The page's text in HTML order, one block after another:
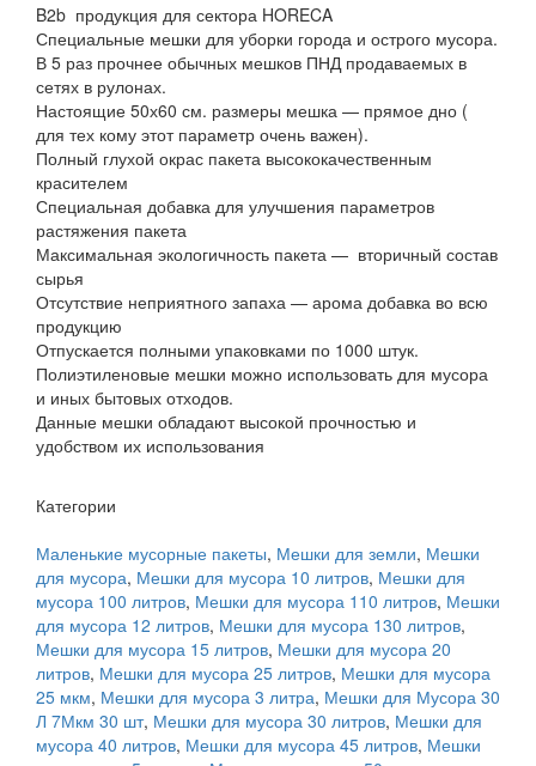
B2b продукция для сектора HORECA
Специальные мешки для уборки города и острого мусора.
В 5 раз прочнее обычных мешков ПНД продаваемых в
сетях в рулонах.
Настоящие 50х60 см. размеры мешка — прямое дно (
для тех кому этот параметр очень важен).
Полный глухой окрас пакета высококачественным
красителем
Специальная добавка для улучшения параметров
растяжения пакета
Максимальная экологичность пакета — вторичный состав
сырья
Отсутствие неприятного запаха — арома добавка во всю
продукцию
Отпускается полными упаковками по 1000 штук.
Полиэтиленовые мешки можно использовать для мусора
и иных бытовых отходов.
Данные мешки обладают высокой прочностью и
удобством их использования
Категории
Маленькие мусорные пакеты, Мешки для земли, Мешки
для мусора, Мешки для мусора 10 литров, Мешки для
мусора 100 литров, Мешки для мусора 110 литров, Мешки
для мусора 12 литров, Мешки для мусора 130 литров,
Мешки для мусора 15 литров, Мешки для мусора 20
литров, Мешки для мусора 25 литров, Мешки для мусора
25 мкм, Мешки для мусора 3 литра, Мешки для Мусора 30
Л 7Мкм 30 шт, Мешки для мусора 30 литров, Мешки для
мусора 40 литров, Мешки для мусора 45 литров, Мешки